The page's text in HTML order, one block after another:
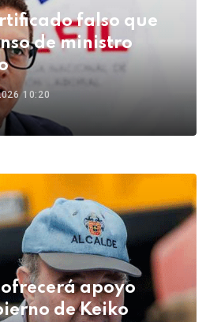
falso que
de ministro
10:20
apoyo
de Keiko